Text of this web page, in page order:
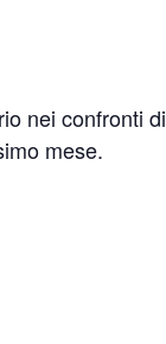
nei confronti di
mese.